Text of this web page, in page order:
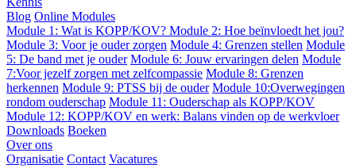
Blog Online Modules
Module 1: Wat is KOPP/KOV? Module 2: Hoe beïnvloedt het jou?
Module 3: Voor je ouder zorgen Module 4: Grenzen stellen Module
5: De band met je ouder Module 6: Jouw ervaringen delen Module
7:Voor jezelf zorgen met zelfcompassie Module 8: Grenzen
herkennen Module 9: PTSS bij de ouder Module 10:Overwegingen
rondom ouderschap Module 11: Ouderschap als KOPP/KOV
Module 12: KOPP/KOV en werk: Balans vinden op de werkvloer
Downloads Boeken
Over ons
Organisatie Contact Vacatures